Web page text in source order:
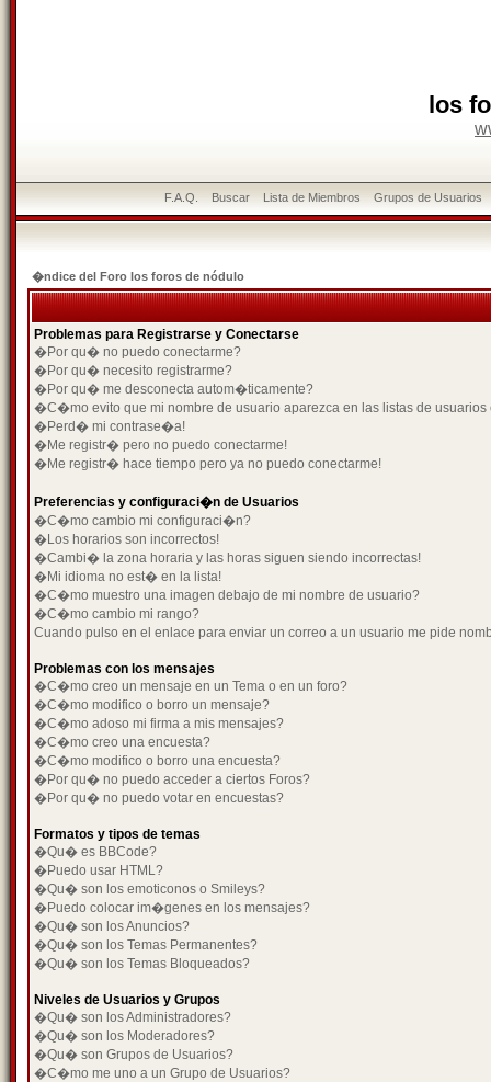
los
F.A.Q. Buscar Lista de Miembros Grupos de Usuarios
�ndice del Foro los foros de nódulo
Problemas para Registrarse y Conectarse
�Por qu� no puedo conectarme?
�Por qu� necesito registrarme?
�Por qu� me desconecta autom�ticamente?
�C�mo evito que mi nombre de usuario aparezca en las listas de usuarios
�Perd� mi contrase�a!
�Me registr� pero no puedo conectarme!
�Me registr� hace tiempo pero ya no puedo conectarme!
Preferencias y configuraci�n de Usuarios
�C�mo cambio mi configuraci�n?
�Los horarios son incorrectos!
�Cambi� la zona horaria y las horas siguen siendo incorrectas!
�Mi idioma no est� en la lista!
�C�mo muestro una imagen debajo de mi nombre de usuario?
�C�mo cambio mi rango?
Cuando pulso en el enlace para enviar un correo a un usuario me pide
Problemas con los mensajes
�C�mo creo un mensaje en un Tema o en un foro?
�C�mo modifico o borro un mensaje?
�C�mo adoso mi firma a mis mensajes?
�C�mo creo una encuesta?
�C�mo modifico o borro una encuesta?
�Por qu� no puedo acceder a ciertos Foros?
�Por qu� no puedo votar en encuestas?
Formatos y tipos de temas
�Qu� es BBCode?
�Puedo usar HTML?
�Qu� son los emoticonos o Smileys?
�Puedo colocar im�genes en los mensajes?
�Qu� son los Anuncios?
�Qu� son los Temas Permanentes?
�Qu� son los Temas Bloqueados?
Niveles de Usuarios y Grupos
�Qu� son los Administradores?
�Qu� son los Moderadores?
�Qu� son Grupos de Usuarios?
�C�mo me uno a un Grupo de Usuarios?